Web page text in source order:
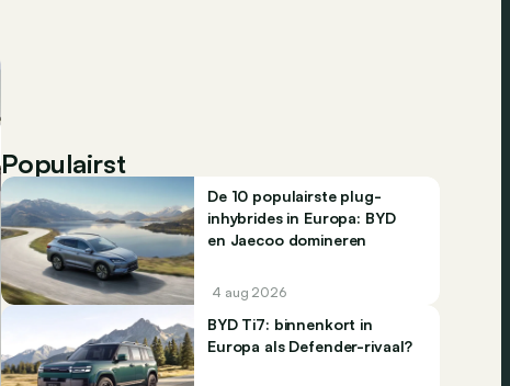
Populairst
De 10 populairste plug-
inhybrides in Europa: BYD
en Jaecoo domineren
4 aug 2026
BYD Ti7: binnenkort in
Europa als Defender-rivaal?